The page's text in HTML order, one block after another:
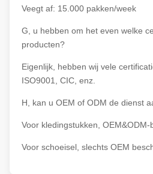
Veegt af: 15.000 pakken/week
G, u hebben om het even welke
producten?
Eigenlijk, hebben wij vele
ISO9001, CIC, enz.
H, kan u OEM of ODM de dienst
Voor kledingstukken, OEM&ODM-
Voor schoeisel, slechts OEM